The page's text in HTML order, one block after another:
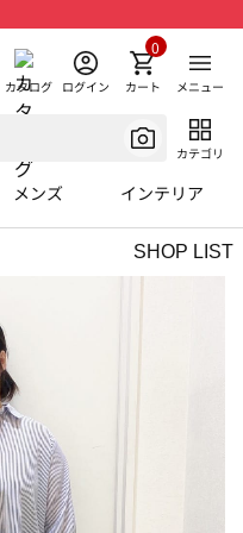
カタログ ログイン カート
0
メニュー
カテゴリ
メンズ インテリア
SHOP LIST